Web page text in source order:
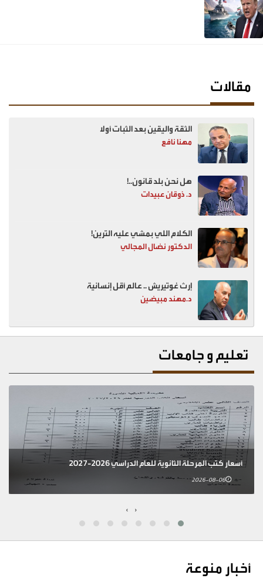
مقالات
الثقة واليقين بعد الثبات أولا
مهنا نافع
هل نحن بلد قانون..!
د. ذوقان عبيدات
الكلام اللي بمشي عليه الترين!
الدكتور نضال المجالي
إرث غوتيريش .. عالم أقل إنسانية
د.مهند مبيضين
تعليم و جامعات
أسعار كتب المرحلة الثانوية للعام الدراسي 2026-2027
2026-08-06
‹
›
أخبار منوعة